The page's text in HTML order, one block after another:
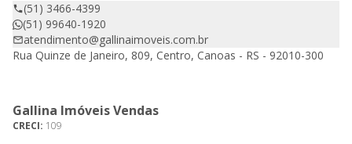
(51) 3466-4399
(51) 99640-1920
atendimento@gallinaimoveis.com.br
Rua Quinze de Janeiro, 809, Centro, Canoas - RS - 92010-300
Gallina Imóveis Vendas
CRECI: 109